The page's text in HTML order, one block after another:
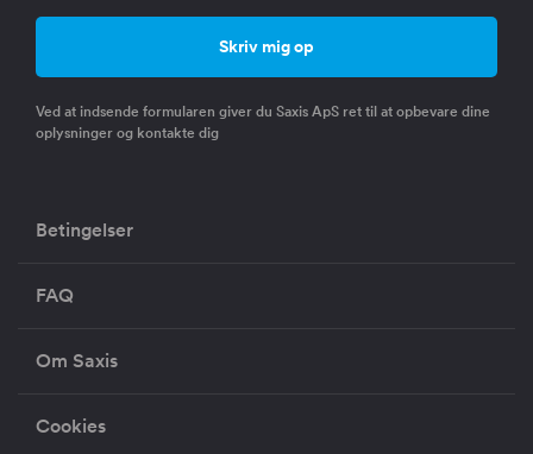
Ved at indsende formularen giver du Saxis ApS ret til at opbevare dine
oplysninger og kontakte dig
Betingelser
FAQ
Om Saxis
Cookies